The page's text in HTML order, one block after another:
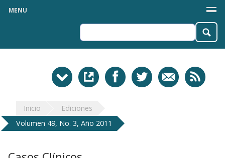
MENU
Inicio
Ediciones
Volumen 49, No. 3, Año 2011